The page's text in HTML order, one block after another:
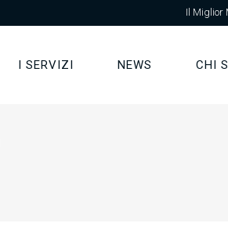
Il Miglior
I SERVIZI NEWS CHI